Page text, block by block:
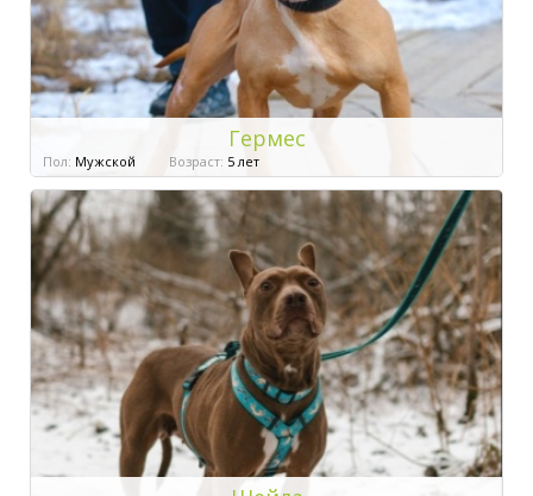
Гермес
Пол: Мужской Возраст: 5 лет